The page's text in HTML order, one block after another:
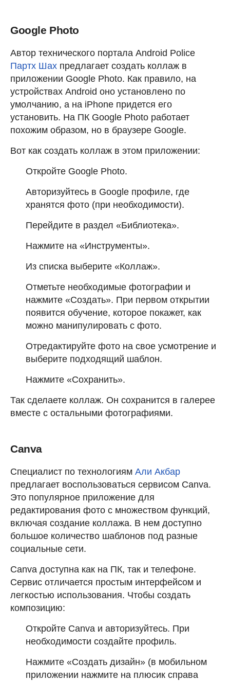
Google Photo
Автор технического портала Android Police
Партх Шах предлагает создать коллаж в
приложении Google Photo. Как правило, на
устройствах Android оно установлено по
умолчанию, а на iPhone придется его
установить. На ПК Google Photo работает
похожим образом, но в браузере Google.
Вот как создать коллаж в этом приложении:
Откройте Google Photo.
Авторизуйтесь в Google профиле, где
хранятся фото (при необходимости).
Перейдите в раздел «Библиотека».
Нажмите на «Инструменты».
Из списка выберите «Коллаж».
Отметьте необходимые фотографии и
нажмите «Создать». При первом открытии
появится обучение, которое покажет, как
можно манипулировать с фото.
Отредактируйте фото на свое усмотрение и
выберите подходящий шаблон.
Нажмите «Сохранить».
Так сделаете коллаж. Он сохранится в галерее
вместе с остальными фотографиями.
Canva
Специалист по технологиям Али Акбар
предлагает воспользоваться сервисом Canva.
Это популярное приложение для
редактирования фото с множеством функций,
включая создание коллажа. В нем доступно
большое количество шаблонов под разные
социальные сети.
Canva доступна как на ПК, так и телефоне.
Сервис отличается простым интерфейсом и
легкостью использования. Чтобы создать
композицию:
Откройте Canva и авторизуйтесь. При
необходимости создайте профиль.
Нажмите «Создать дизайн» (в мобильном
приложении нажмите на плюсик справа